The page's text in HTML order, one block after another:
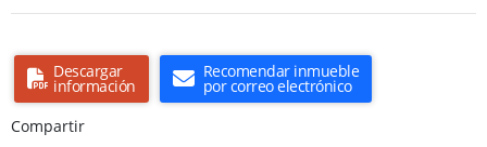
Descargar
información
Recomendar inmueble
por correo electrónico
Compartir